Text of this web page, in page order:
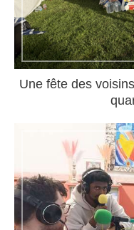
Une fête des